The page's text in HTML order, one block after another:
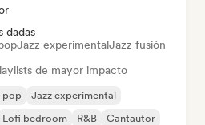
dadas
Jazz experimentalJazz fusión
de mayor impacto
pop
Jazz experimental
Lofi bedroom R&B Cantautor